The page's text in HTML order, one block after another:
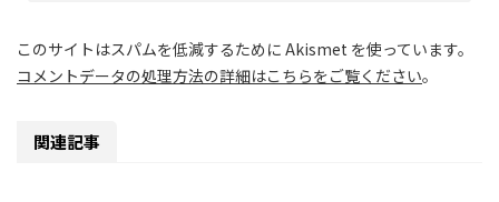
このサイトはスパムを低減するために Akismet を使っています。
コメントデータの処理方法の詳細はこちらをご覧ください。
関連記事